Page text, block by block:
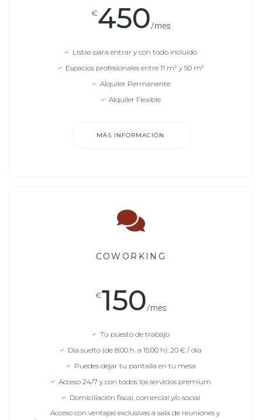
€450/mes
Listas para entrar y con todo incluido
Espacios profesionales entre 11 m² y 50 m²
Alquiler Permanente
Alquiler Flexible
MÁS INFORMACIÓN
COWORKING
€150/mes
Tu puesto de trabajo
Día suelto (de 8:00 h. a 15:00 h): 20 € / día
Puedes dejar tu pantalla en tu mesa
Acceso 24/7 y con todos los servicios premium
Domiciliación fiscal, comercial y/o social
Acceso con ventajas exclusivas a sala de reuniones y